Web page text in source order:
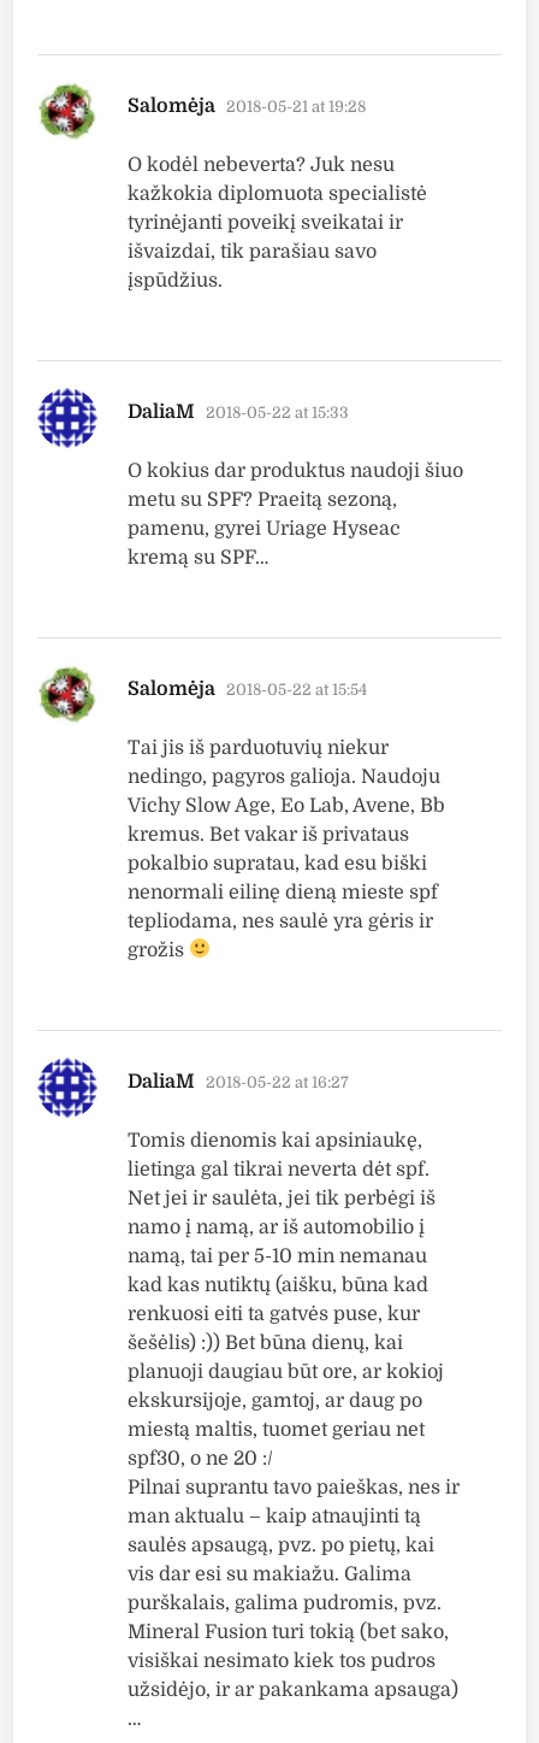
Salomėja says:
2018-05-21 at 19:28
O kodėl nebeverta? Juk nesu
kažkokia diplomuota specialistė
tyrinėjanti poveikį sveikatai ir
išvaizdai, tik parašiau savo
įspūdžius.
DaliaM says:
2018-05-22 at 15:33
O kokius dar produktus naudoji šiuo
metu su SPF? Praeitą sezoną,
pamenu, gyrei Uriage Hyseac
kremą su SPF…
Salomėja says:
2018-05-22 at 15:54
Tai jis iš parduotuvių niekur
nedingo, pagyros galioja. Naudoju
Vichy Slow Age, Eo Lab, Avene, Bb
kremus. Bet vakar iš privataus
pokalbio supratau, kad esu biški
nenormali eilinę dieną mieste spf
tepliodama, nes saulė yra gėris ir
grožis
DaliaM says:
2018-05-22 at 16:27
Tomis dienomis kai apsiniaukę,
lietinga gal tikrai neverta dėt spf.
Net jei ir saulėta, jei tik perbėgi iš
namo į namą, ar iš automobilio į
namą, tai per 5-10 min nemanau
kad kas nutiktų (aišku, būna kad
renkuosi eiti ta gatvės puse, kur
šešėlis) :)) Bet būna dienų, kai
planuoji daugiau būt ore, ar kokioj
ekskursijoje, gamtoj, ar daug po
miestą maltis, tuomet geriau net
spf30, o ne 20 :/
Pilnai suprantu tavo paieškas, nes ir
man aktualu – kaip atnaujinti tą
saulės apsaugą, pvz. po pietų, kai
vis dar esi su makiažu. Galima
purškalais, galima pudromis, pvz.
Mineral Fusion turi tokią (bet sako,
visiškai nesimato kiek tos pudros
užsidėjo, ir ar pakankama apsauga)
…